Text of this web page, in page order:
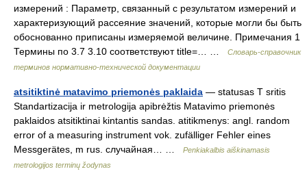
измерений : Параметр, связанный с результатом измерений и
характеризующий рассеяние значений, которые могли бы быть
обоснованно приписаны измеряемой величине. Примечания 1
Термины по 3.7 3.10 соответствуют title=… …
Словарь-справочник
терминов нормативно-технической документации
atsitiktinė matavimo priemonės paklaida — statusas T sritis
Standartizacija ir metrologija apibrėžtis Matavimo priemonės
paklaidos atsitiktinai kintantis sandas. atitikmenys: angl. random
error of a measuring instrument vok. zufälliger Fehler eines
Messgerätes, m rus. случайная… …
Penkiakalbis aiškinamasis
metrologijos terminų žodynas